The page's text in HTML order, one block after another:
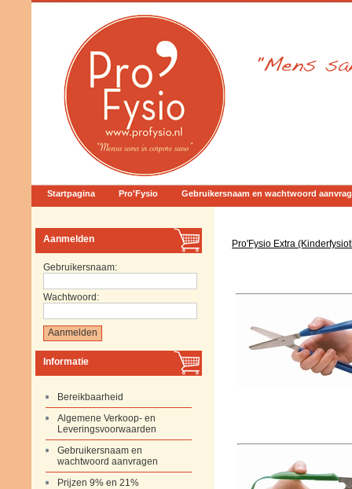
Startpagina Pro'Fysio Gebruikersnaam en wachtwoord
Aanmelden
Gebruikersnaam:
Wachtwoord:
Informatie
Bereikbaarheid
Algemene Verkoop- en
Leveringsvoorwaarden
Gebruikersnaam en
wachtwoord aanvragen
Prijzen 9% en 21%
Pro'Fysio Extra